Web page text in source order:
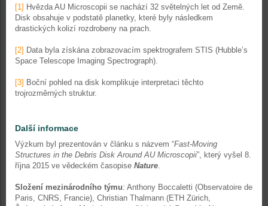
[1] Hvězda AU Microscopii se nachází 32 světelných let od Země.
Disk obsahuje v podstatě planetky, které byly následkem
drastických kolizí rozdrobeny na prach.
[2] Data byla získána zobrazovacím spektrografem STIS (Hubble’s
Space Telescope Imaging Spectrograph).
[3] Boční pohled na disk komplikuje interpretaci těchto
trojrozměrných struktur.
Další informace
Výzkum byl prezentován v článku s názvem “Fast-Moving
Structures in the Debris Disk Around AU Microscopii”, který vyšel 8.
října 2015 ve vědeckém časopise Nature.
Složení mezinárodního týmu: Anthony Boccaletti (Observatoire de
Paris, CNRS, Francie), Christian Thalmann (ETH Zürich,